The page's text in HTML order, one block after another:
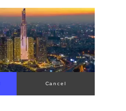
Cancel